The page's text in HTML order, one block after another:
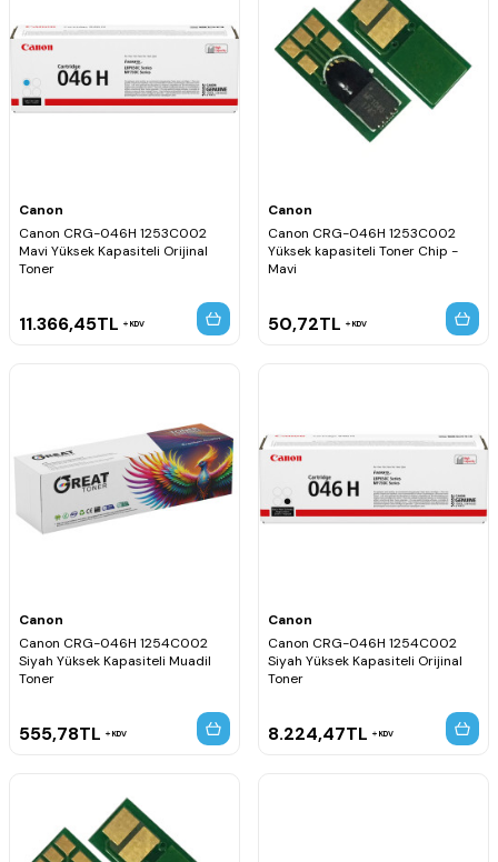
Canon
Canon CRG-046H 1253C002
Mavi Yüksek Kapasiteli Orijinal
Toner
11.366,45TL KDV
Canon
Canon CRG-046H 1253C002
Yüksek kapasiteli Toner Chip -
Mavi
50,72TL KDV
Canon
Canon CRG-046H 1254C002
Siyah Yüksek Kapasiteli Muadil
Toner
555,78TL KDV
Canon
Canon CRG-046H 1254C002
Siyah Yüksek Kapasiteli Orijinal
Toner
8.224,47TL KDV